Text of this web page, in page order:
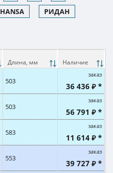
HANSA РИДАН
Длина, мм Наличие
503
заказ
36 436 ₽ *
503
заказ
56 791 ₽ *
583
заказ
11 614 ₽ *
553
заказ
39 727 ₽ *